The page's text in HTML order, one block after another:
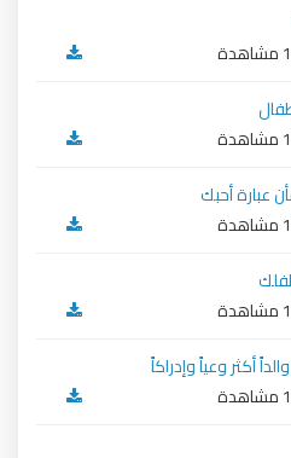
عبارة أحبك
أكثر وعياً وإدراكاً